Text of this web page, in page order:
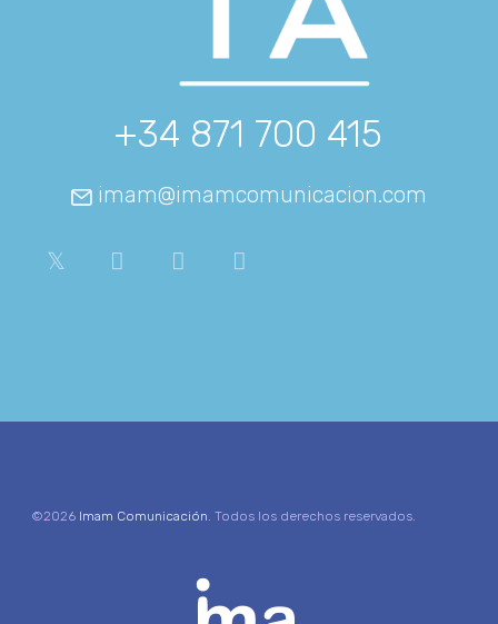
+34 871 700 415
imam@imamcomunicacion.com
©2026 Imam Comunicación. Todos los derechos reservados.